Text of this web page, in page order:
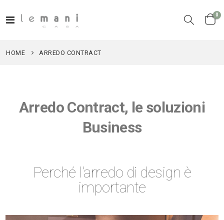
Toggle
Cart
0
HOME ARREDO CONTRACT
Arredo Contract, le soluzioni
Business
Perché l’arredo di design è
importante